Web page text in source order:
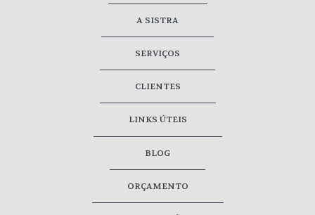
A SISTRA
SERVIÇOS
CLIENTES
LINKS ÚTEIS
BLOG
ORÇAMENTO